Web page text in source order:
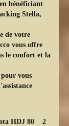
bénéficiant
Stella,
de votre
vous offre
le confort et la
vous
HDJ 80 2